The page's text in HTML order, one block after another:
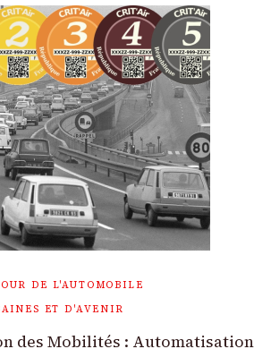
DE L'AUTOMOBILE
ET D'AVENIR
des Mobilités : Automatisation